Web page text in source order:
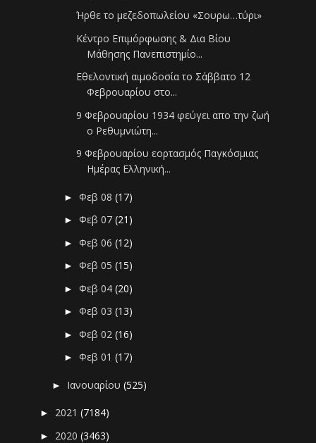
Ήρθε το μεζεδοπωλείου «Σουρω…τύρι»
Κέντρο Επιμόρφωσης & Δια Βίου
Μάθησης Πανεπιστημίο...
Εθελοντική αιμοδοσία το Σάββατο 12
Φεβρουαρίου στο...
9 Φεβρουαρίου 1934 φεύγει απο την ζωή
ο Ρεθυμνιώτη...
9 Φεβρουαρίου εορτασμός Παγκόσμιας
Ημέρας Ελληνική...
►Φεβ 08(17)
►Φεβ 07(21)
►Φεβ 06(12)
►Φεβ 05(15)
►Φεβ 04(20)
►Φεβ 03(13)
►Φεβ 02(16)
►Φεβ 01(17)
► Ιανουαρίου(525)
► 2021(7184)
► 2020(3463)